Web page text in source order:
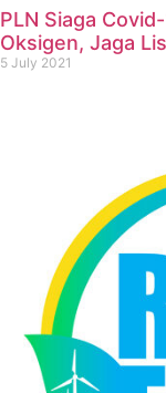
PLN Siaga
Oksigen, Jaga
5 July 2021